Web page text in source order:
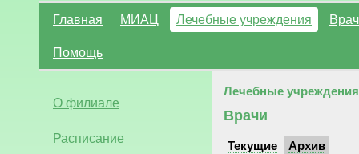
Главная МИАЦ Лечебные учреждения
Помощь
О филиале
Расписание
Лечебные учреждения
Врачи
Текущие Архив